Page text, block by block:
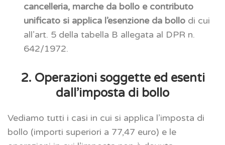
cancelleria, marche da bollo e contributo
unificato si applica l’esenzione da bollo di cui
all’art. 5 della tabella B allegata al DPR n.
642/1972.
2. Operazioni soggette ed esenti
dall’imposta di bollo
Vediamo tutti i casi in cui si applica l’imposta di
bollo (importi superiori a 77,47 euro) e le